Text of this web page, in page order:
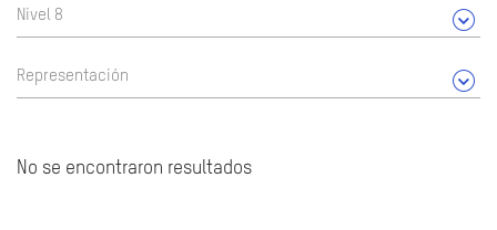
Nivel 8
Representación
No se encontraron resultados